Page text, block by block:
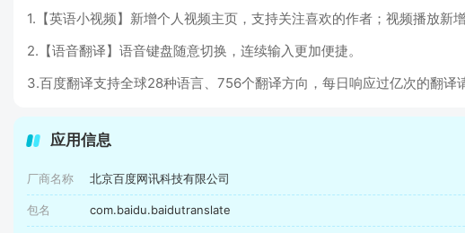
1.【英语小视频】新增个人视频主页，支持关注喜欢的作者；视频播放新
2.【语音翻译】语音键盘随意切换，连续输入更加便捷。
3.百度翻译支持全球28种语言、756个翻译方向，每日响应过亿次的翻译
应用信息
厂商名称 北京百度网讯科技有限公司
包名 com.baidu.baidutranslate